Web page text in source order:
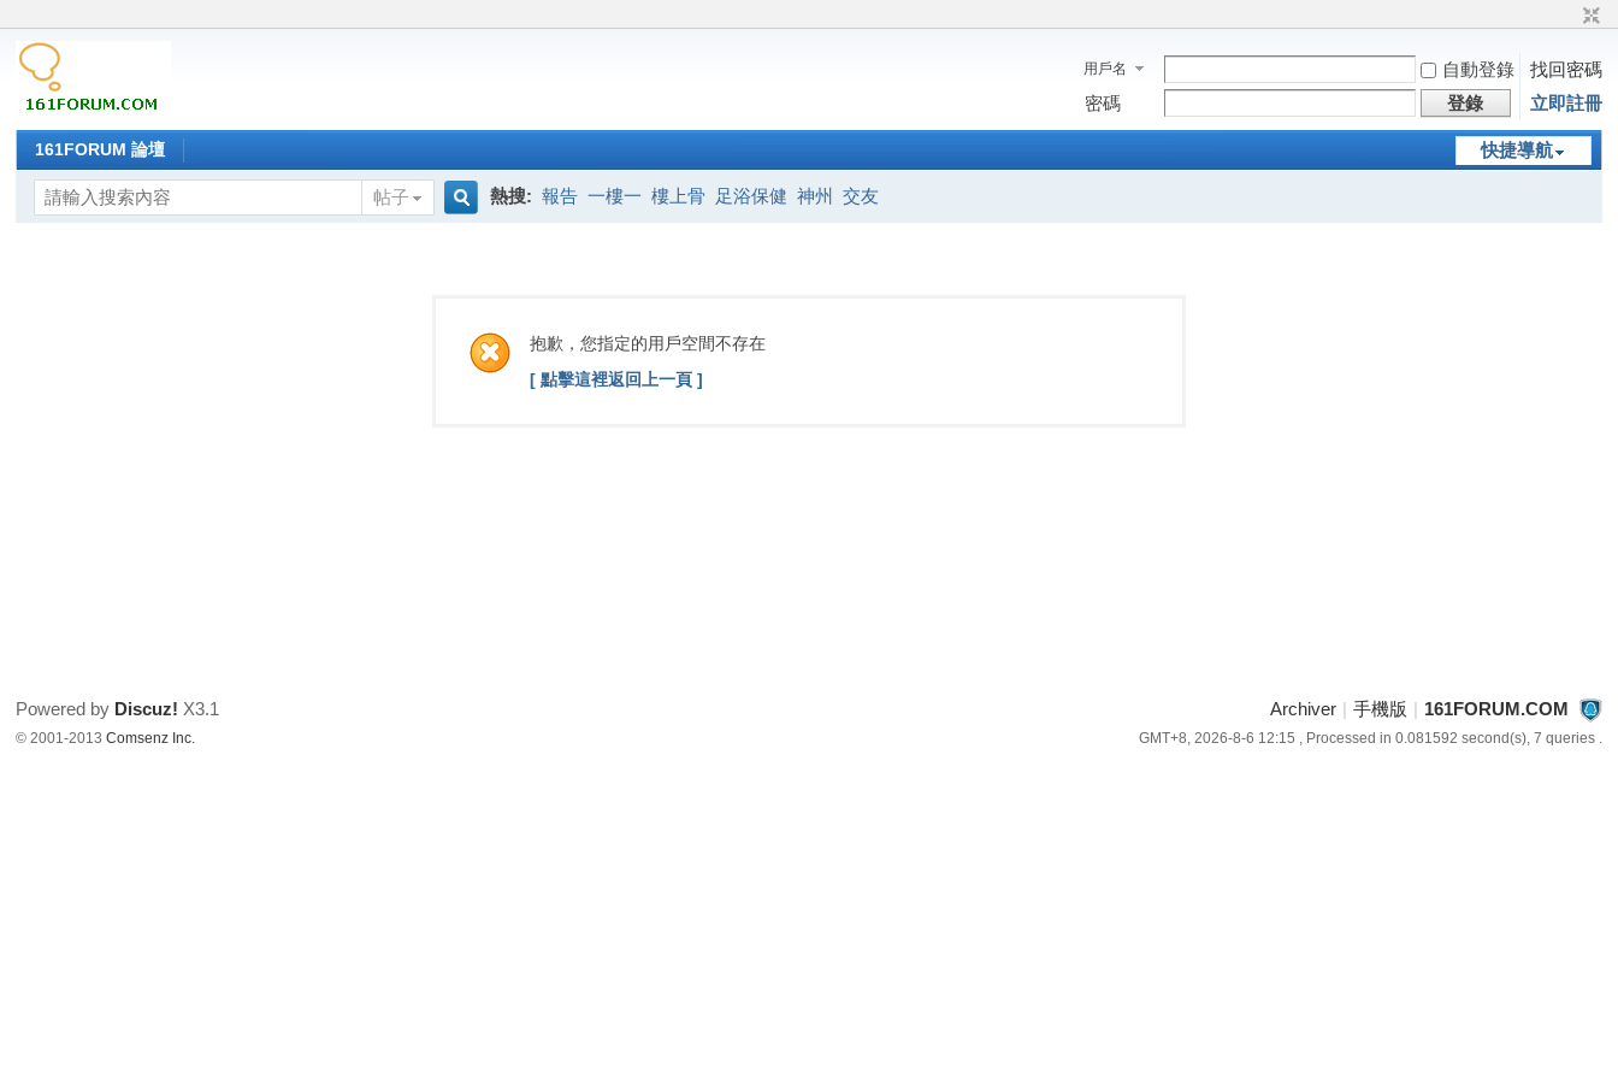
用戶名 自動登錄
找回密碼
密碼
登錄 立即註冊
快捷導航
161FORUM 論壇
帖子
熱搜: 報告 一樓一 樓上骨 足浴保健 神州 交友
抱歉，您指定的用戶空間不存在
[ 點擊這裡返回上一頁 ]
Archiver | 手機版 | 161FORUM.COM
GMT+8, 2026-8-6 12:15 , Processed in 0.081592 second(s), 7 queries .
Powered by Discuz! X3.1
© 2001-2013Comsenz Inc.